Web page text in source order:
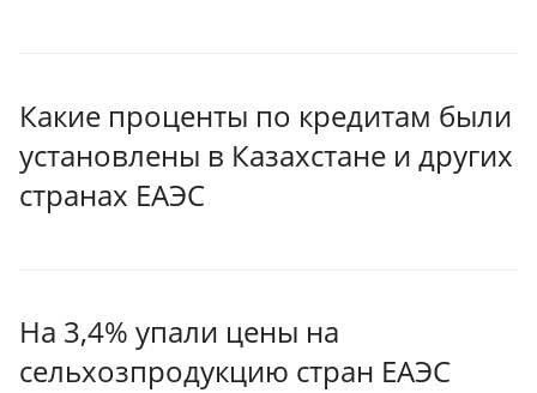
Какие проценты по кредитам были
установлены в Казахстане и других
странах ЕАЭС
На 3,4% упали цены на
сельхозпродукцию стран ЕАЭС